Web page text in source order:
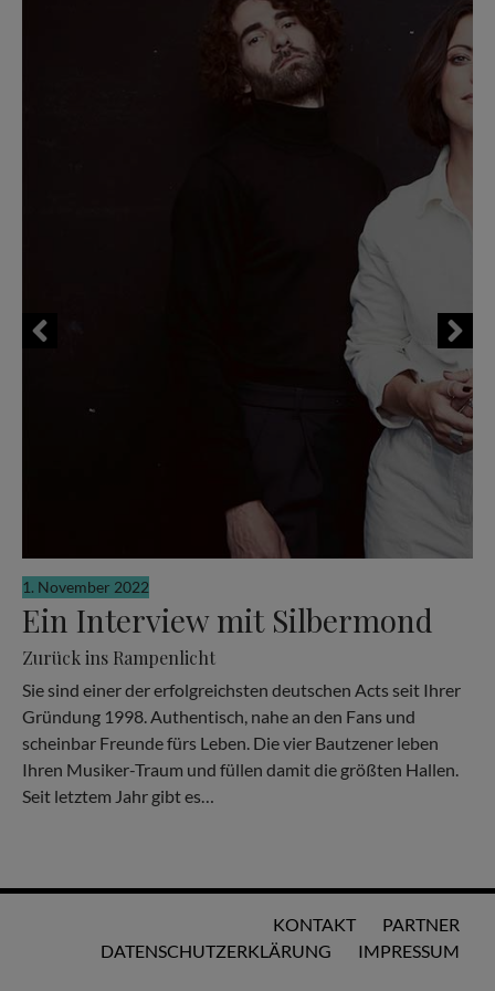
1. November 2022
Ein Interview mit Silbermond
Zurück ins Rampenlicht
Sie sind einer der erfolgreichsten deutschen Acts seit Ihrer
Gründung 1998. Authentisch, nahe an den Fans und
scheinbar Freunde fürs Leben. Die vier Bautzener leben
Ihren Musiker-Traum und füllen damit die größten Hallen.
Seit letztem Jahr gibt es…
KONTAKT
PARTNER
DATENSCHUTZERKLÄRUNG
IMPRESSUM